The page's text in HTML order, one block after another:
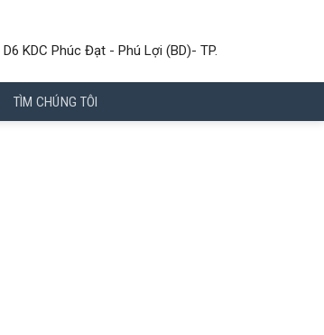
KDC Phúc Đạt - Phú Lợi (BD)- TP.
TÌM CHÚNG TÔI